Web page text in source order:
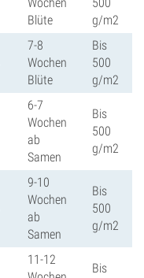
Blüte
g/m2
7-8
Wochen
Blüte
Bis
500
g/m2
6-7
Wochen
ab
Samen
Bis
500
g/m2
9-10
Wochen
ab
Samen
Bis
500
g/m2
11-12
Bis